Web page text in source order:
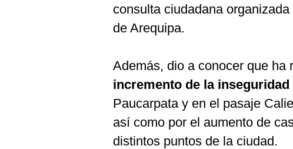
consulta ciudadana
de Arequipa.
Además, dio a conocer que ha
incremento de la
Paucarpata y en el pasaje
así como por el aumento de
distintos puntos de la ciudad.